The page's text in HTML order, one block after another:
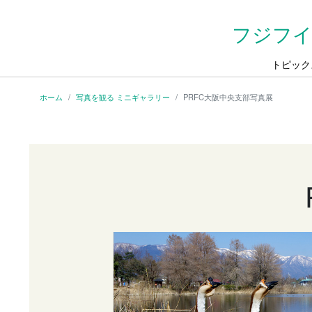
フジフ
トピッ
ホーム 写真を観る ミニギャラリー PRFC大阪中央支部写真展